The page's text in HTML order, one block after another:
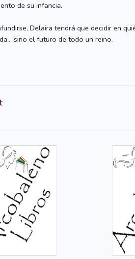
de su infancia.
Delaira tendrá que decidir en
sino el futuro de todo un reino.